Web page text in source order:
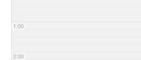
1:00
2:00